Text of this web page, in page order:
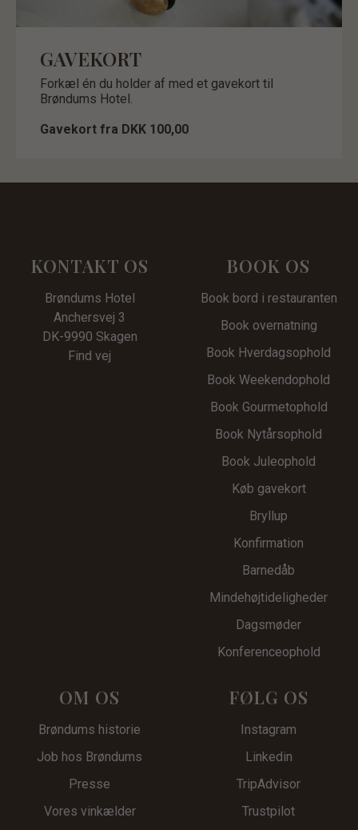
GAVEKORT
Forkæl én du holder af med et gavekort til
Brøndums Hotel.
Gavekort fra DKK 100,00
KONTAKT OS
Brøndums Hotel
Anchersvej 3
DK-9990 Skagen
Find vej
BOOK OS
Book bord i restauranten
Book overnatning
Book Hverdagsophold
Book Weekendophold
Book Gourmetophold
Book Nytårsophold
Book Juleophold
Køb gavekort
Bryllup
Konfirmation
Barnedåb
Mindehøjtideligheder
Dagsmøder
Konferenceophold
OM OS
Brøndums historie
Job hos Brøndums
Presse
Vores vinkælder
FØLG OS
Instagram
Linkedin
TripAdvisor
Trustpilot